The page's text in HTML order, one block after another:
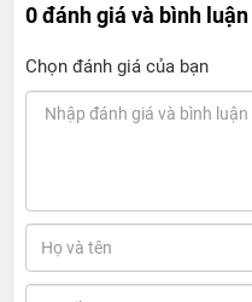
0 đánh giá và bình luận
Chọn đánh giá của bạn